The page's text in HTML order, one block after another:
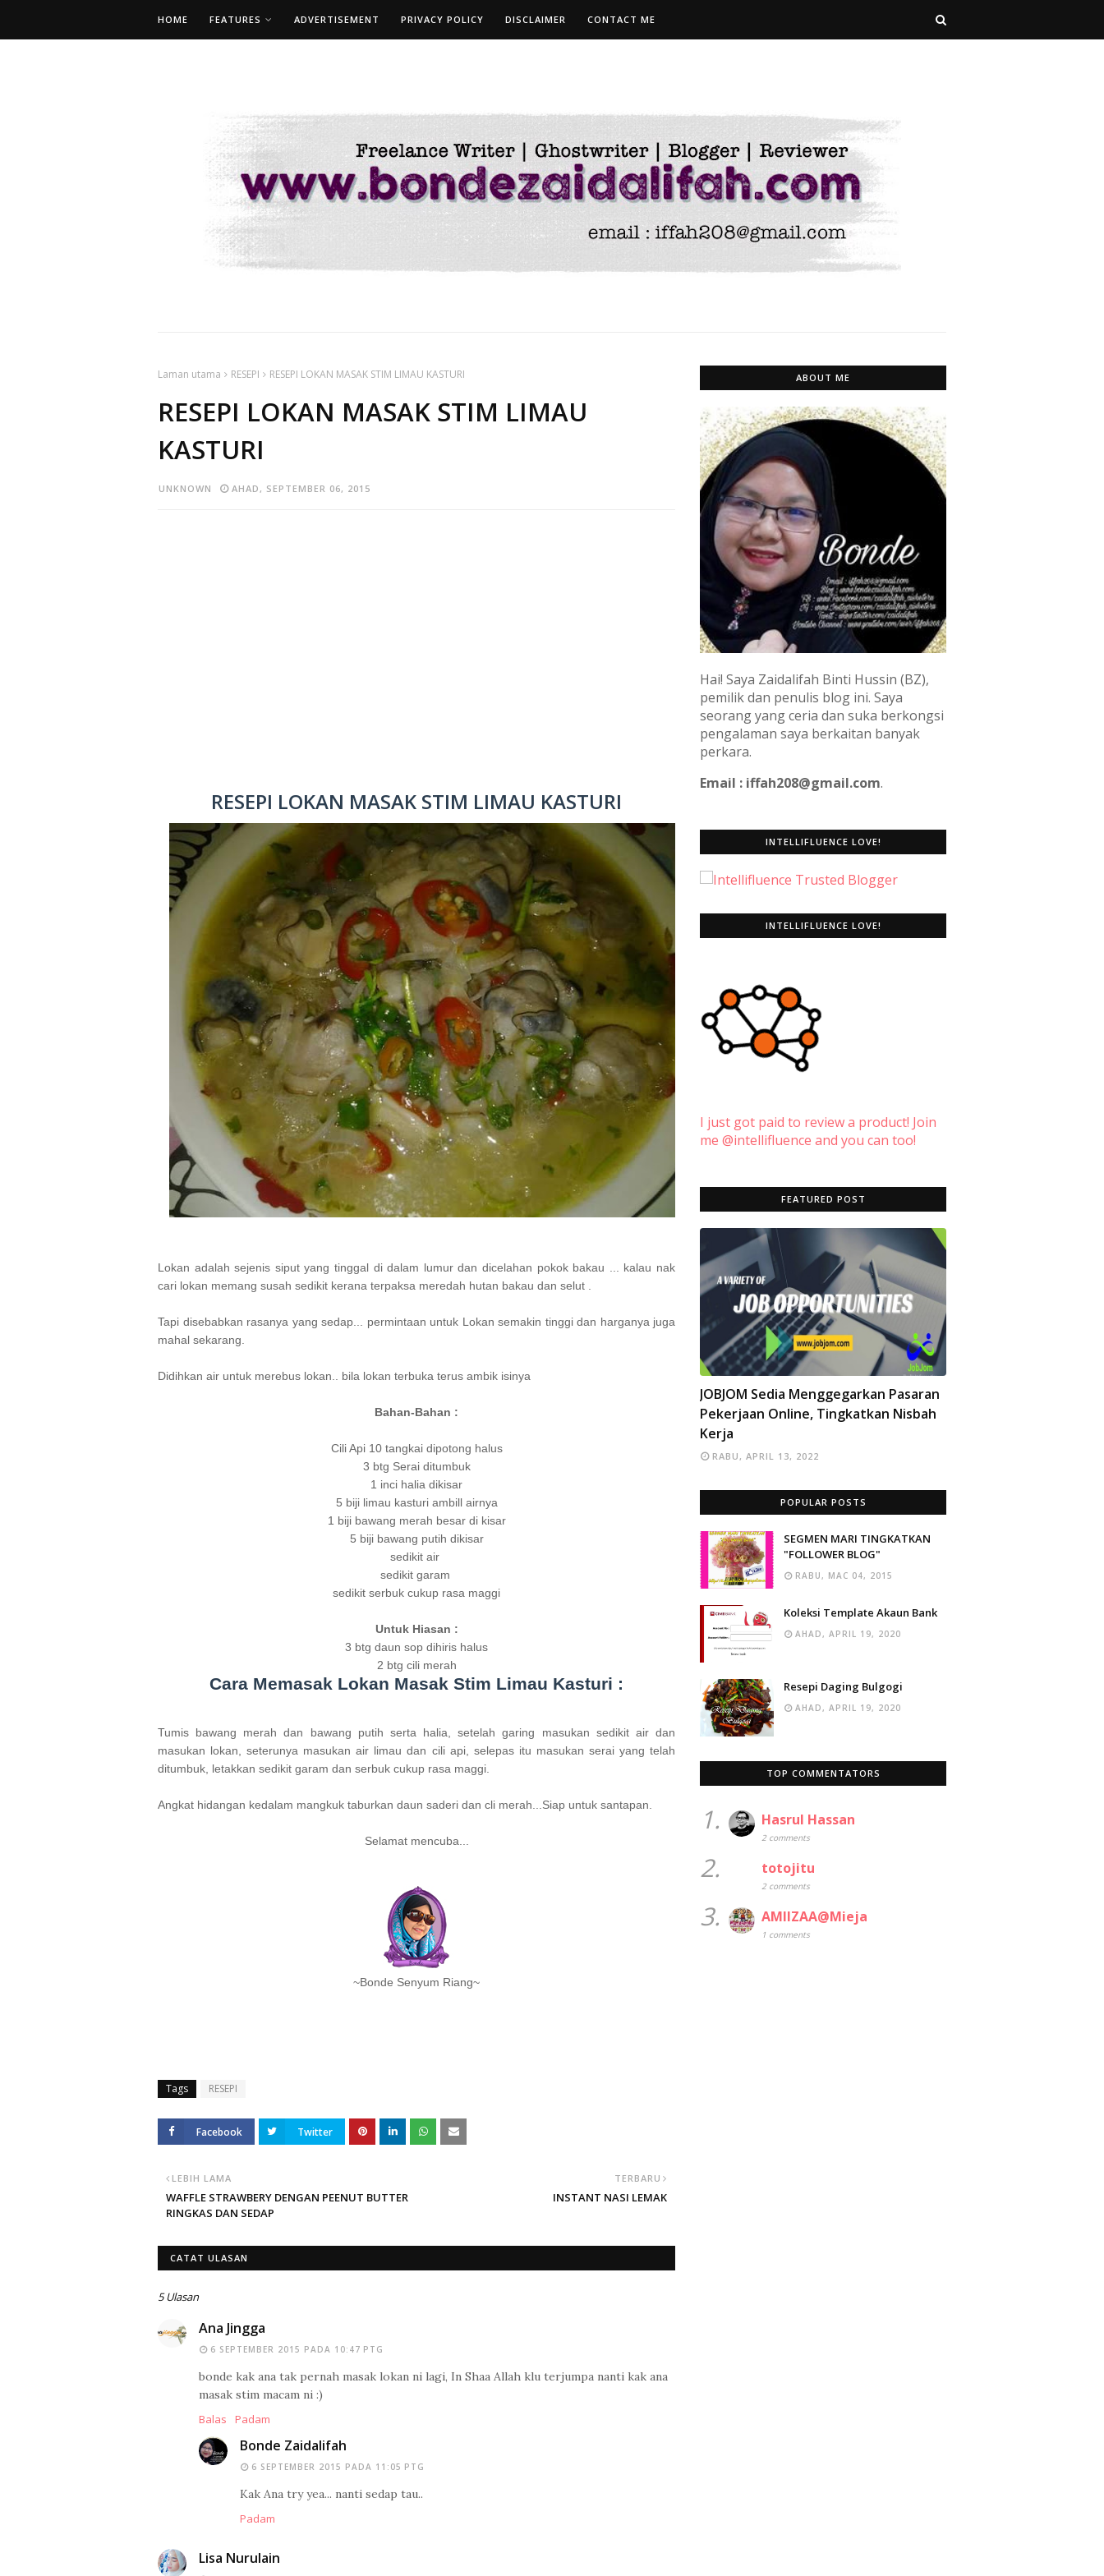
HOME FEATURES ADVERTISEMENT PRIVACY POLICY DISCLAIMER CONTACT ME
Laman utama RESEPI RESEPI LOKAN MASAK STIM LIMAU KASTURI
RESEPI LOKAN MASAK STIM LIMAU
KASTURI
UNKNOWN AHAD, SEPTEMBER 06, 2015
RESEPI LOKAN MASAK STIM LIMAU KASTURI
Lokan adalah sejenis siput yang tinggal di dalam lumur dan dicelahan pokok bakau ... kalau nak
cari lokan memang susah sedikit kerana terpaksa meredah hutan bakau dan selut .
Tapi disebabkan rasanya yang sedap... permintaan untuk Lokan semakin tinggi dan harganya juga
mahal sekarang.
Didihkan air untuk merebus lokan.. bila lokan terbuka terus ambik isinya
Bahan-Bahan :
Cili Api 10 tangkai dipotong halus
3 btg Serai ditumbuk
1 inci halia dikisar
5 biji limau kasturi ambill airnya
1 biji bawang merah besar di kisar
5 biji bawang putih dikisar
sedikit air
sedikit garam
sedikit serbuk cukup rasa maggi
Untuk Hiasan :
3 btg daun sop dihiris halus
2 btg cili merah
Cara Memasak Lokan Masak Stim Limau Kasturi :
Tumis bawang merah dan bawang putih serta halia, setelah garing masukan sedikit air dan
masukan lokan, seterunya masukan air limau dan cili api, selepas itu masukan serai yang telah
ditumbuk, letakkan sedikit garam dan serbuk cukup rasa maggi.
Angkat hidangan kedalam mangkuk taburkan daun saderi dan cli merah... Siap untuk santapan.
Selamat mencuba...
~Bonde Senyum Riang~
Tags RESEPI
Facebook Twitter
TERBARU
INSTANT NASI LEMAK
LEBIH LAMA
WAFFLE STRAWBERY DENGAN PEENUT BUTTER
RINGKAS DAN SEDAP
CATAT ULASAN
5 Ulasan
Ana Jingga
6 SEPTEMBER 2015 PADA 10:47 PTG
bonde kak ana tak pernah masak lokan ni lagi, In Shaa Allah klu terjumpa nanti kak ana
masak stim macam ni :)
Balas
Padam
Bonde Zaidalifah
6 SEPTEMBER 2015 PADA 11:05 PTG
Kak Ana try yea... nanti sedap tau..
Padam
Lisa Nurulain
ABOUT ME
Hai! Saya Zaidalifah Binti Hussin (BZ),
pemilik dan penulis blog ini. Saya
seorang yang ceria dan suka berkongsi
pengalaman saya berkaitan banyak
perkara.
Email : iffah208@gmail.com.
INTELLIFLUENCE LOVE!
INTELLIFLUENCE LOVE!
I just got paid to review a product! Join
me @intellifluence and you can too!
FEATURED POST
INFO
JOBJOM Sedia Menggegarkan Pasaran
Pekerjaan Online, Tingkatkan Nisbah
Kerja
RABU, APRIL 13, 2022
POPULAR POSTS
SEGMEN MARI TINGKATKAN
"FOLLOWER BLOG"
RABU, MAC 04, 2015
Koleksi Template Akaun Bank
AHAD, APRIL 19, 2020
Resepi Daging Bulgogi
AHAD, APRIL 19, 2020
TOP COMMENTATORS
1. Hasrul Hassan
2 comments
2. totojitu
2 comments
3. AMIIZAA@Mieja
1 comments